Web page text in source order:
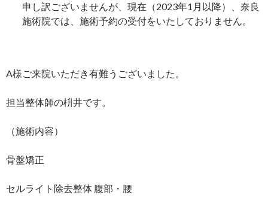
申し訳ございませんが、現在（2023年1月以降）、奈良
施術院では、施術予約の受付をいたしておりません。
A様ご来院いただき有難うございました。
担当整体師の枡井です。
（施術内容）
骨盤矯正
セルライト除去整体 腹部・腰